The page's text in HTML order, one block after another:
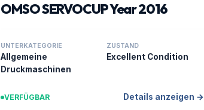
OMSO SERVOCUP Year 2016
UNTERKATEGORIE
Allgemeine
Druckmaschinen
ZUSTAND
Excellent Condition
VERFÜGBAR Details anzeigen →